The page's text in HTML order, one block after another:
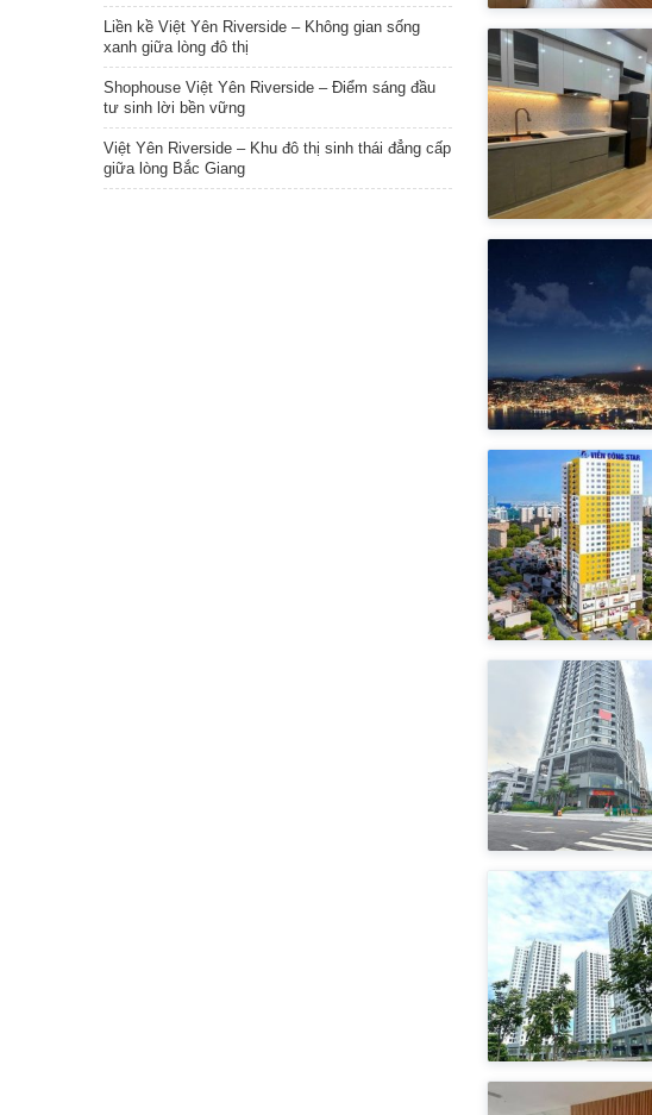
Liền kề Việt Yên Riverside – Không gian sống
xanh giữa lòng đô thị
Shophouse Việt Yên Riverside – Điểm sáng đầu
tư sinh lời bền vững
Việt Yên Riverside – Khu đô thị sinh thái đẳng cấp
giữa lòng Bắc Giang